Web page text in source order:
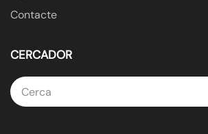
Contacte
CERCADOR